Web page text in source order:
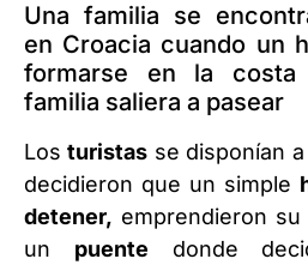
Una familia se
en Croacia cuando un
formarse en la costa
familia saliera a pasear
Losturistas se disponían
decidieron que un simple
detener, emprendieron
un puente donde